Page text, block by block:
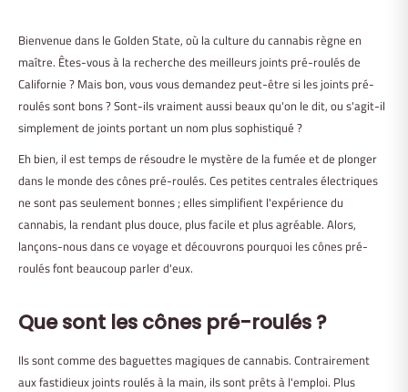
Bienvenue dans le Golden State, où la culture du cannabis règne en
maître. Êtes-vous à la recherche des meilleurs joints pré-roulés de
Californie ? Mais bon, vous vous demandez peut-être si les joints pré-
roulés sont bons ? Sont-ils vraiment aussi beaux qu'on le dit, ou s'agit-il
simplement de joints portant un nom plus sophistiqué ?
Eh bien, il est temps de résoudre le mystère de la fumée et de plonger
dans le monde des cônes pré-roulés. Ces petites centrales électriques
ne sont pas seulement bonnes ; elles simplifient l'expérience du
cannabis, la rendant plus douce, plus facile et plus agréable. Alors,
lançons-nous dans ce voyage et découvrons pourquoi les cônes pré-
roulés font beaucoup parler d'eux.
Que sont les cônes pré-roulés ?
Ils sont comme des baguettes magiques de cannabis. Contrairement
aux fastidieux joints roulés à la main, ils sont prêts à l'emploi. Plus